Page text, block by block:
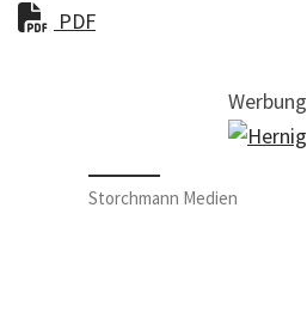
PDF
Werbung
Storchmann Medien